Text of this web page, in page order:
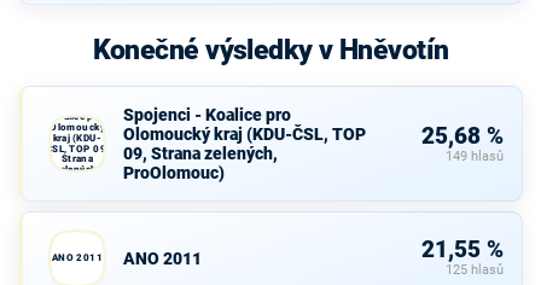
Konečné výsledky v Hněvotín
Koalice pro
Olomoucký
kraj (KDU-
ČSL, TOP 09,
Strana
zelených,
Spojenci - Koalice pro
Olomoucký kraj (KDU-ČSL, TOP
09, Strana zelených,
ProOlomouc)
25,68 %
149 hlasů
ANO 2011 ANO 2011 21,55 %
125 hlasů